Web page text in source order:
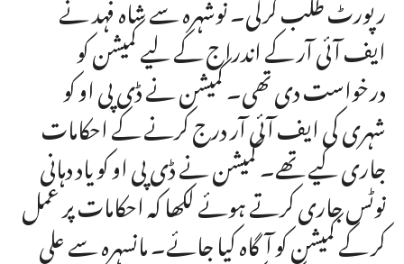
ایف آئی آر کے اندراج کے لیے کمیشن کو
درخواست دی تھی۔ کمیشن نے ڈی پی او کو
شہری کی ایف آئی آر درج کرنے کے احکامات
جاری کیے تھے۔ کمیشن نے ڈی پی او کو یاد دہانی
نوٹس جاری کرتے ہوئے لکھا کہ احکامات پر عمل
کر کے کمیشن کو آگاہ کیا جائے۔ مانسہرہ سے علی